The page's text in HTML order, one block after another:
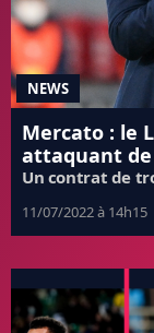
NEWS
Mercato : le
attaquant
Un contrat de
11/07/2022 à 14h15